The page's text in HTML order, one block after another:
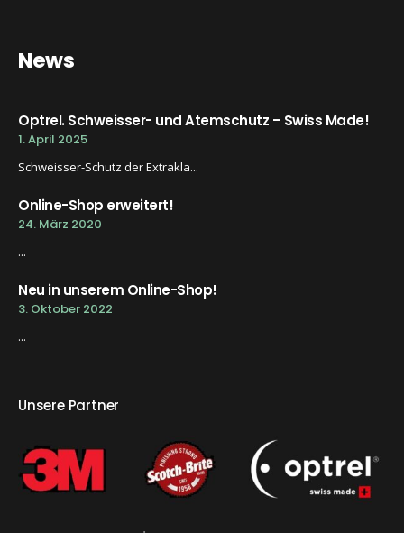
News
Optrel. Schweisser- und Atemschutz – Swiss Made!
1. April 2025
Schweisser-Schutz der Extrakla...
Online-Shop erweitert!
24. März 2020
...
Neu in unserem Online-Shop!
3. Oktober 2022
...
Unsere Partner